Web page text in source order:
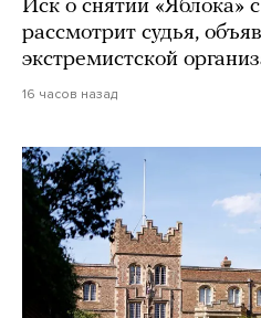
Иск о снятии «Яблока»
рассмотрит судья,
экстремистской
16 часов назад